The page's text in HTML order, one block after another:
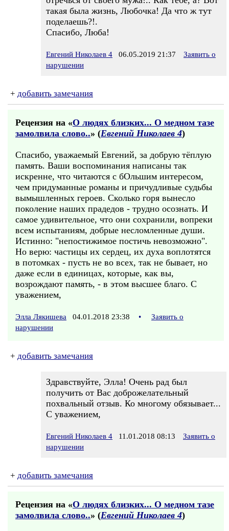
такая была жизнь, Любочка! Да что ж тут
поделаешь?!.
Спасибо, Люба!
Евгений Николаев 4 06.05.2019 21:37
Заявить о
нарушении
+ добавить замечания
Рецензия на «О людях близких... О медном тазе
замолвила слово..» (Евгений Николаев 4)
Спасибо, уважаемый Евгений, за добрую тёплую
память. Ваши воспоминания написаны так
искренне, что читаются с бОльшим интересом,
чем придуманные романы и причудливые судьбы
вымышленных героев. Сколько горя вынесло
поколение наших прадедов - трудно осознать. И
самое удивительное, что они сохранили, вопреки
всем испытаниям, добрые несломленные души.
Истинно: "непостижимое постичь невозможно".
Но верю: частицы их сердец, их духа воплотятся
в потомках - пусть не во всех, так не бывает, но
даже если в единицах, которые, как вы,
возрождают память, - в этом высшее благо. С
уважением,
Элла Лякишева 04.01.2018 23:38 •
Заявить о
нарушении
+ добавить замечания
Здравствуйте, Элла! Очень рад был
получить от Вас доброжелательный
похвальный отзыв. Ко многому обязывает...
С уважением,
Евгений Николаев 4 11.01.2018 08:13
Заявить о
нарушении
+ добавить замечания
Рецензия на «О людях близких... О медном тазе
замолвила слово..» (Евгений Николаев 4)